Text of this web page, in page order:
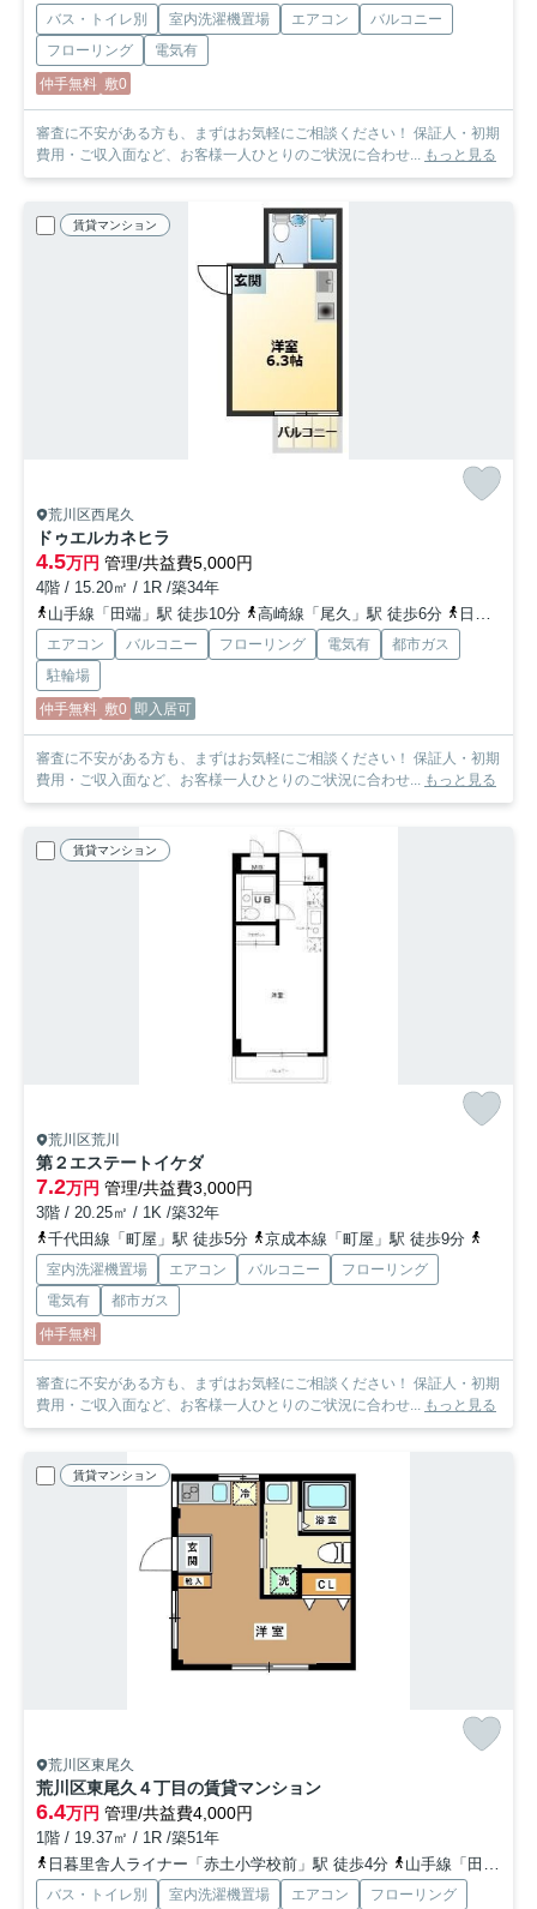
バス・トイレ別 室内洗濯機置場 エアコン
バルコニー
フローリング
電気有
仲手無料 敷0
審査に不安がある方も、まずはお気軽にご相談ください！ 保証人・初期
費用・ご収入面など、お客様一人ひとりのご状況に合わせ... もっと見る
賃貸マンション
荒川区西尾久
ドゥエルカネヒラ
4.5万円 管理/共益費5,000円
4階 / 15.20㎡ / 1R /築34年
山手線「田端」駅 徒歩10分
高崎線「尾久」駅 徒歩6分 日暮里舎人ライナー「赤土小学校前」駅 徒歩13分
エアコン バルコニー フローリング 電気有
都市ガス
駐輪場
仲手無料 敷0 即入居可
審査に不安がある方も、まずはお気軽にご相談ください！ 保証人・初期
費用・ご収入面など、お客様一人ひとりのご状況に合わせ... もっと見る
賃貸マンション
荒川区荒川
第２エステートイケダ
7.2万円 管理/共益費3,000円
3階 / 20.25㎡ / 1K /築32年
千代田線「町屋」駅 徒歩5分
京成本線「町屋」駅 徒歩9分
室内洗濯機置場 エアコン バルコニー
フローリング
電気有
都市ガス
仲手無料
審査に不安がある方も、まずはお気軽にご相談ください！ 保証人・初期
費用・ご収入面など、お客様一人ひとりのご状況に合わせ... もっと見る
賃貸マンション
荒川区東尾久
荒川区東尾久４丁目の賃貸マンション
6.4万円 管理/共益費4,000円
1階 / 19.37㎡ / 1R /築51年
日暮里舎人ライナー「赤土小学校前」駅 徒歩4分
山手線「田端」駅 徒歩14分
バス・トイレ別 室内洗濯機置場 エアコン フローリング